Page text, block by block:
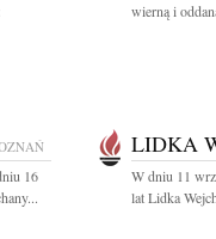
wierną i
16
LIDKA
W dniu 11
lat Lidka